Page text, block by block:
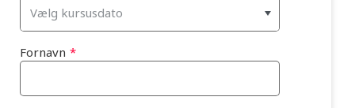
Vælg kursusdato
Fornavn